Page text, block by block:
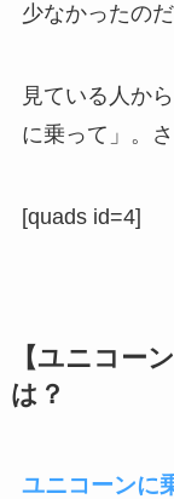
少なかったの
見ている人か
に乗って」。
[quads id=4]
【ユニコー
は？
ユニコーンに